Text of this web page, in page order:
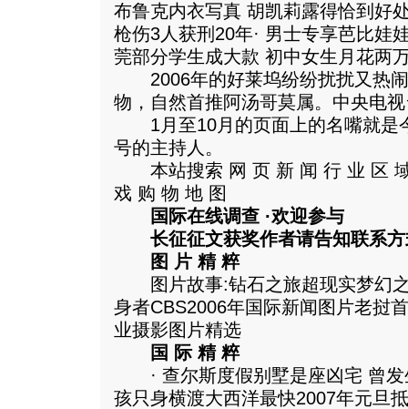
布鲁克内衣写真 胡凯莉露得恰到好
枪伤3人获刑20年· 男士专享芭比娃
莞部分学生成大款 初中女生月花两
2006年的好莱坞纷纷扰扰又热闹
物，自然首推阿汤哥莫属。中央电
1月至10月的页面上的名嘴就是
号的主持人。
本站搜索 网 页 新 闻 行 业 区
戏 购 物 地 图
国际在线调查 ·欢迎参与
长征征文获奖作者请告知联系
图 片 精 粹
图片故事:钻石之旅超现实梦幻之
身者CBS2006年国际新闻图片老挝
业摄影图片精选
国 际 精 粹
· 查尔斯度假别墅是座凶宅 曾发
孩只身横渡大西洋最快2007年元旦